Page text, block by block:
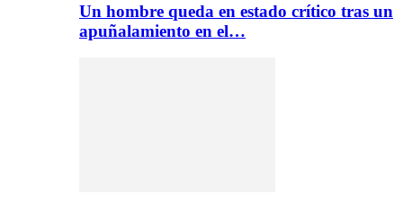
Un hombre queda en estado crítico tras un
apuñalamiento en el…